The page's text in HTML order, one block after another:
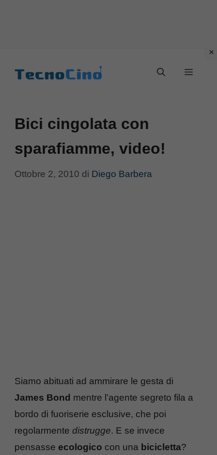
Menu
Bici cingolata con
sparafiamme, video!
Ottobre 2, 2010 di Diego Barbera
Siamo abituati ad ammirare le gesta di
James Bond mentre l’agente segreto fila a
bordo di fuoriserie esclusive, che poi
regolarmente distrugge. E se invece
pensasse ecologico con una bicicletta?